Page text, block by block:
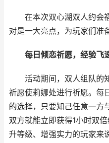
在本次双心湖双人约会
对是一大亮点，为玩家们准
每日倾恋祈愿，经验飞
活动期间，双人组队的
祈愿使莉娜处进行祈愿。每
的选择，只要知己任意一方
双方就能立即获得1小时双
升等级、增强实力的玩家来